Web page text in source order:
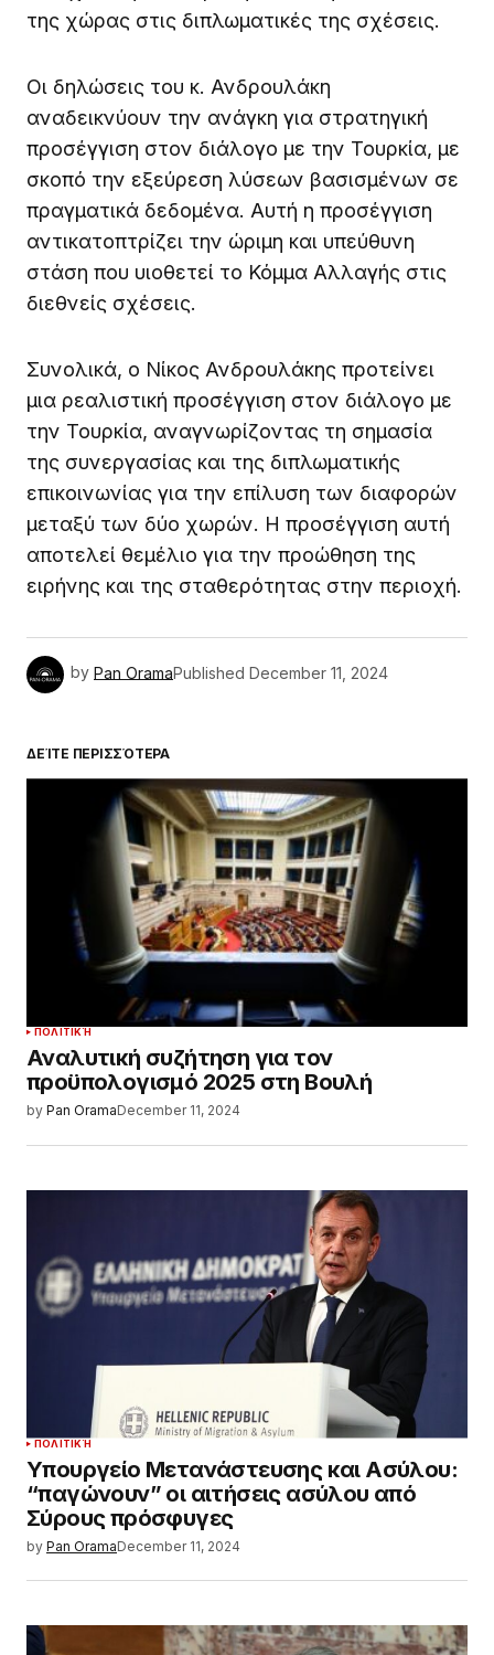
της χώρας στις διπλωματικές της σχέσεις.
Οι δηλώσεις του κ. Ανδρουλάκη
αναδεικνύουν την ανάγκη για στρατηγική
προσέγγιση στον διάλογο με την Τουρκία, με
σκοπό την εξεύρεση λύσεων βασισμένων σε
πραγματικά δεδομένα. Αυτή η προσέγγιση
αντικατοπτρίζει την ώριμη και υπεύθυνη
στάση που υιοθετεί το Κόμμα Αλλαγής στις
διεθνείς σχέσεις.
Συνολικά, ο Νίκος Ανδρουλάκης προτείνει
μια ρεαλιστική προσέγγιση στον διάλογο με
την Τουρκία, αναγνωρίζοντας τη σημασία
της συνεργασίας και της διπλωματικής
επικοινωνίας για την επίλυση των διαφορών
μεταξύ των δύο χωρών. Η προσέγγιση αυτή
αποτελεί θεμέλιο για την προώθηση της
ειρήνης και της σταθερότητας στην περιοχή.
by Pan OramaPublished December 11, 2024
ΔΕΊΤΕ ΠΕΡΙΣΣΌΤΕΡΑ
ΠΟΛΙΤΙΚΉ
Αναλυτική συζήτηση για τον
προϋπολογισμό 2025 στη Βουλή
by Pan OramaDecember 11, 2024
ΠΟΛΙΤΙΚΉ
Υπουργείο Μετανάστευσης και Ασύλου:
“παγώνουν” οι αιτήσεις ασύλου από
Σύρους πρόσφυγες
by Pan OramaDecember 11, 2024